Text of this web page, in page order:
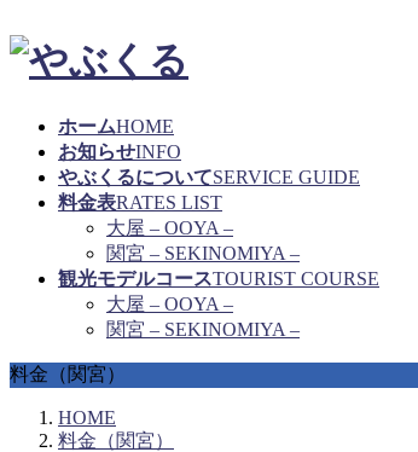
ホームHOME
お知らせINFO
やぶくるについてSERVICE GUIDE
料金表RATES LIST
大屋 – OOYA –
関宮 – SEKINOMIYA –
観光モデルコースTOURIST COURSE
大屋 – OOYA –
関宮 – SEKINOMIYA –
料金（関宮）
HOME
料金（関宮）